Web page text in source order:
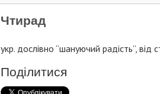
Чтирад
укр. дослівно “шануючий радість”,
Поділитися